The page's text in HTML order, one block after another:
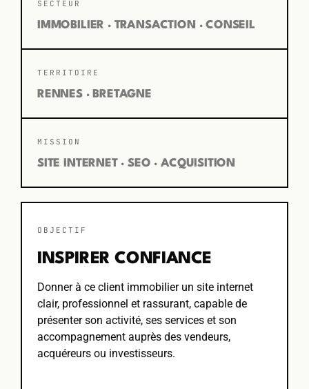
SECTEUR
IMMOBILIER · TRANSACTION · CONSEIL
TERRITOIRE
RENNES · BRETAGNE
MISSION
SITE INTERNET · SEO · ACQUISITION
OBJECTIF
INSPIRER CONFIANCE
Donner à ce client immobilier un site internet
clair, professionnel et rassurant, capable de
présenter son activité, ses services et son
accompagnement auprès des vendeurs,
acquéreurs ou investisseurs.